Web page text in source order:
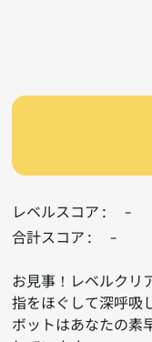
レベルスコア:
-
合計スコア:
-
お見事！レベルクリ
指をほぐして深呼吸
ボットはあなたの素